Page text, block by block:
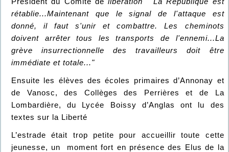
rétablie...Maintenant que le signal de l'attaque est
donné, il faut s'unir et combattre. Les cheminots
doivent arrêter tous les transports de l'ennemi...La
grève insurrectionnelle des travailleurs doit être
immédiate et totale..."
Ensuite les élèves des écoles primaires d’Annonay et
de Vanosc, des Collèges des Perrières et de La
Lombardière, du Lycée Boissy d’Anglas ont lu des
textes sur la Liberté
L’estrade était trop petite pour accueillir toute cette
jeunesse, un moment fort en présence des Elus de la